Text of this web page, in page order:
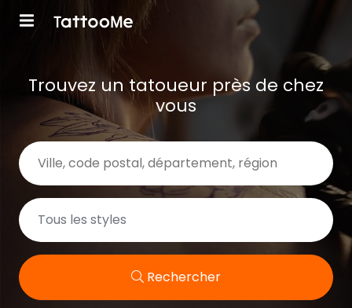
Trouvez un tatoueur près de chez
vous
Rechercher